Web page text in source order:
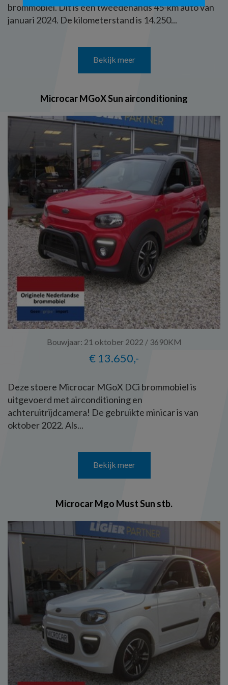
brommobiel. Dit is een tweedehands 45-km auto van
januari 2024. De kilometerstand is 14.250...
Bekijk meer
Microcar MGoX Sun airconditioning
Bouwjaar: 21 oktober 2022 / 3690KM
€ 13.650,-
Deze stoere Microcar MGoX DCi brommobiel is
uitgevoerd met airconditioning en
achteruitrijdcamera! De gebruikte minicar is van
oktober 2022. Als...
Bekijk meer
Microcar Mgo Must Sun stb.